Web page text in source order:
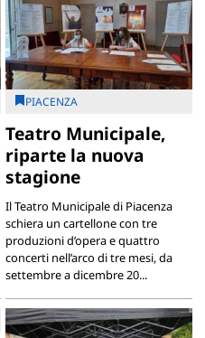
PIACENZA
Teatro Municipale,
riparte la nuova
stagione
Il Teatro Municipale di Piacenza
schiera un cartellone con tre
produzioni d’opera e quattro
concerti nell’arco di tre mesi, da
settembre a dicembre 20...